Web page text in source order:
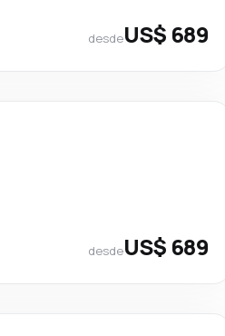
desdeUS$ 689
desdeUS$ 689